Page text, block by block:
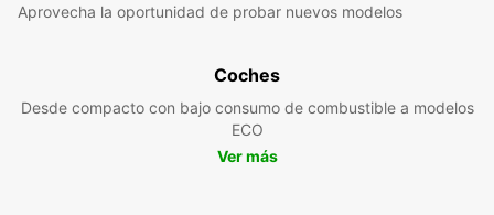
Aprovecha la oportunidad de probar nuevos modelos
Coches
Desde compacto con bajo consumo de combustible a modelos
ECO
Ver más